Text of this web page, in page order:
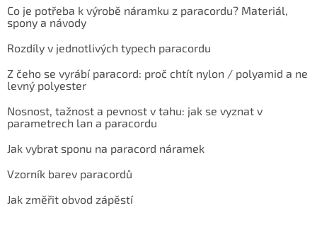
Co je potřeba k výrobě náramku z paracordu? Materiál,
spony a návody
Rozdíly v jednotlivých typech paracordu
Z čeho se vyrábí paracord: proč chtít nylon / polyamid a ne
levný polyester
Nosnost, tažnost a pevnost v tahu: jak se vyznat v
parametrech lan a paracordu
Jak vybrat sponu na paracord náramek
Vzorník barev paracordů
Jak změřit obvod zápěstí